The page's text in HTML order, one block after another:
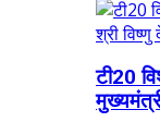
टी20